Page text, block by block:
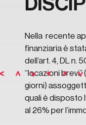
Nella recente
finanziaria è
dell’art. 4, DL n.
“locazioni
giorni)
quali è disposto
al 26% per